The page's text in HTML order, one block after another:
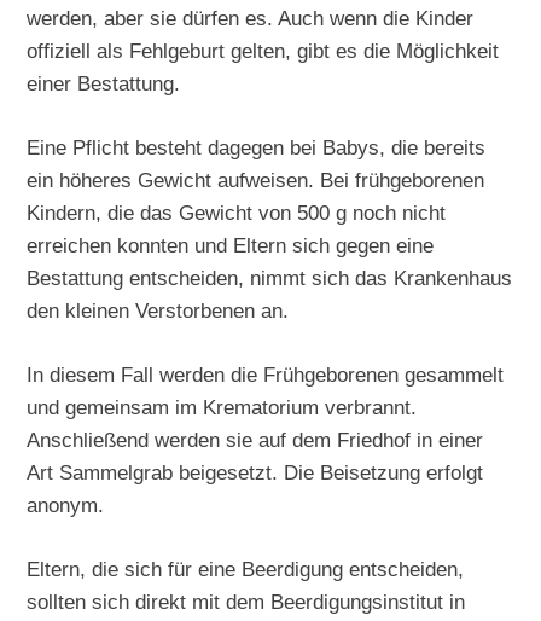
werden, aber sie dürfen es. Auch wenn die Kinder
offiziell als Fehlgeburt gelten, gibt es die Möglichkeit
einer Bestattung.
Eine Pflicht besteht dagegen bei Babys, die bereits
ein höheres Gewicht aufweisen. Bei frühgeborenen
Kindern, die das Gewicht von 500 g noch nicht
erreichen konnten und Eltern sich gegen eine
Bestattung entscheiden, nimmt sich das Krankenhaus
den kleinen Verstorbenen an.
In diesem Fall werden die Frühgeborenen gesammelt
und gemeinsam im Krematorium verbrannt.
Anschließend werden sie auf dem Friedhof in einer
Art Sammelgrab beigesetzt. Die Beisetzung erfolgt
anonym.
Eltern, die sich für eine Beerdigung entscheiden,
sollten sich direkt mit dem Beerdigungsinstitut in